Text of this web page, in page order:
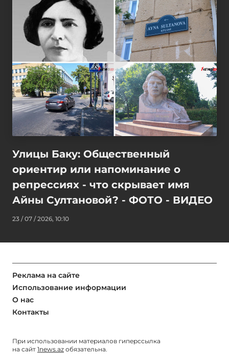
Улицы Баку: Общественный
ориентир или напоминание о
репрессиях - что скрывает имя
Айны Султановой? - ФОТО - ВИДЕО
23 / 07 / 2026, 10:10
Реклама на сайте
Использование информации
О нас
Контакты
При использовании материалов гиперссылка
на сайт 1news.az обязательна.